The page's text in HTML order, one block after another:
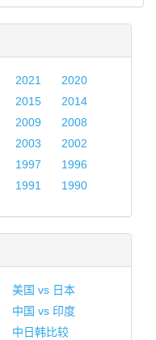
2021
2020
2015
2014
2009
2008
2003
2002
1997
1996
1991 1990
美国 vs 日本
中国 vs 印度
中日韩比较